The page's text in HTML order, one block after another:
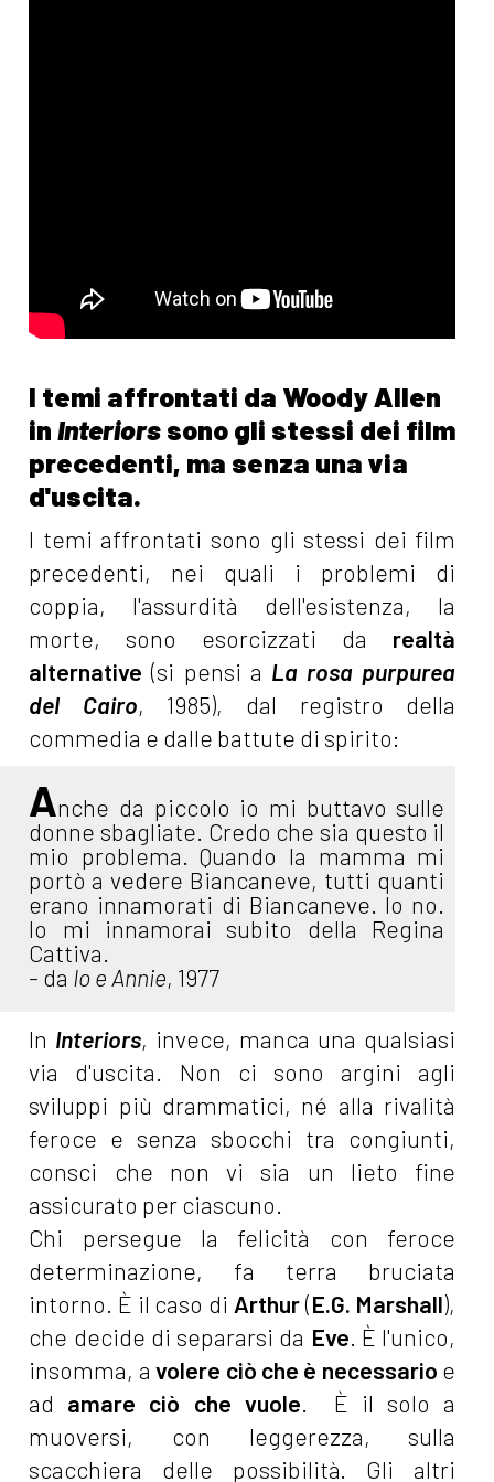
I temi affrontati da Woody Allen
inInteriors sono gli stessi dei film
precedenti, ma senza una via
d'uscita.
I temi affrontati sono gli stessi dei film
precedenti, nei quali i problemi di
coppia, l'assurdità dell'esistenza, la
morte, sono esorcizzati da realtà
alternative (si pensi a La rosa purpurea
del Cairo, 1985), dal registro della
commedia e dalle battute di spirito:
Anche da piccolo io mi buttavo sulle
donne sbagliate. Credo che sia questo il
mio problema. Quando la mamma mi
portò a vedere Biancaneve, tutti quanti
erano innamorati di Biancaneve. Io no.
Io mi innamorai subito della Regina
Cattiva.
- da Io e Annie, 1977
In Interiors, invece, manca una qualsiasi
via d'uscita. Non ci sono argini agli
sviluppi più drammatici, né alla rivalità
feroce e senza sbocchi tra congiunti,
consci che non vi sia un lieto fine
assicurato per ciascuno.
Chi persegue la felicità con feroce
determinazione, fa terra bruciata
intorno. È il caso di Arthur(E.G. Marshall),
che decide di separarsi da Eve. È l'unico,
insomma, a volere ciò che è necessario e
ad amare ciò che vuole. È il solo a
muoversi, con leggerezza, sulla
scacchiera delle possibilità. Gli altri